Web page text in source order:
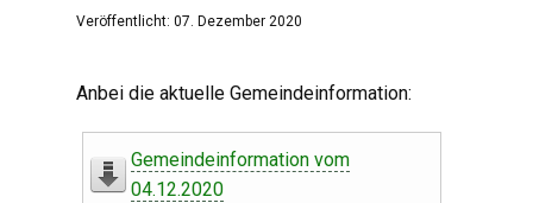
Veröffentlicht: 07. Dezember 2020
Anbei die aktuelle Gemeindeinformation:
Gemeindeinformation vom
04.12.2020